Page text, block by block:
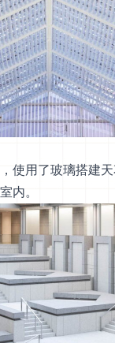
使用了玻璃搭建
内。